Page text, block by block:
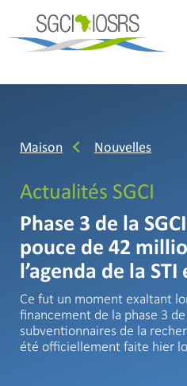
Maison Nouvelles
Actualités SGCI
Phase 3 de la
pouce de 42
l’agenda de la
Ce fut un moment exaltant
financement de la phase 3
subventionnaires de la
été officiellement faite hier